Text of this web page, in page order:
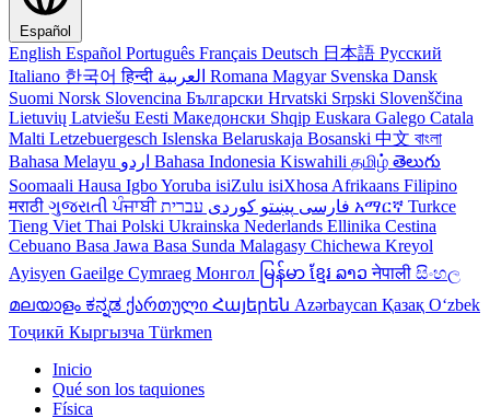
Español
English Español Português Français Deutsch 日本語 Русский
Italiano 한국어हिन्दी Romana Magyar Svenska Dansk
Suomi Norsk Slovencina Български Hrvatski Srpski Slovenščina
Lietuvių Latviešu Eesti Македонски Shqip Euskara Galego Catala
Malti Letzebuergesch Islenska Belaruskaja Bosanski 中文 বাংলা
Bahasa Melayu
Bahasa Indonesia Kiswahili தமிழ் తెలుగు
Soomaali Hausa IgboYoruba isiZulu isiXhosa Afrikaans Filipino
मराठी ગુજરાતીਪੰਜਾਬੀ فارسی پښتو کوردی አማርኛ Turkce
Tieng Viet Thai Polski Ukrainska Nederlands Ellinika Cestina
Cebuano Basa Jawa Basa Sunda Malagasy Chichewa Kreyol
Ayisyen Gaeilge Cymraeg Монгол မြန်မာ ខ្មែរ ລາວनेपाली සිංහල
മലയാളം ಕನ್ನಡ ქართული Հայերեն Azərbaycan Қазақ Oʻzbek
Тоҷикӣ Кыргызча Türkmen
Inicio
Qué son los taquiones
Física